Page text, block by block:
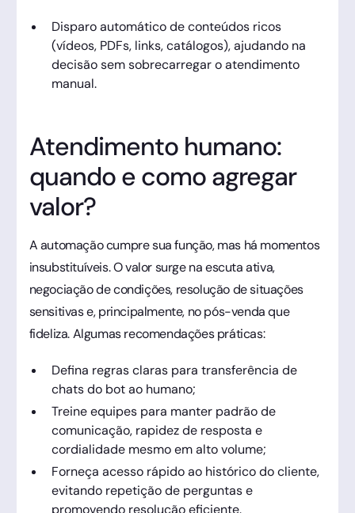
Disparo automático de conteúdos ricos
(vídeos, PDFs, links, catálogos), ajudando na
decisão sem sobrecarregar o atendimento
manual.
Atendimento humano:
quando e como agregar
valor?
A automação cumpre sua função, mas há momentos
insubstituíveis. O valor surge na escuta ativa,
negociação de condições, resolução de situações
sensitivas e, principalmente, no pós-venda que
fideliza. Algumas recomendações práticas:
Defina regras claras para transferência de
chats do bot ao humano;
Treine equipes para manter padrão de
comunicação, rapidez de resposta e
cordialidade mesmo em alto volume;
Forneça acesso rápido ao histórico do cliente,
evitando repetição de perguntas e
promovendo resolução eficiente.